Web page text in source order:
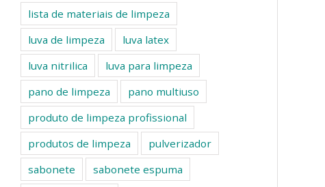
lista de materiais de limpeza
luva de limpeza
luva latex
luva nitrilica
luva para limpeza
pano de limpeza
pano multiuso
produto de limpeza profissional
produtos de limpeza
pulverizador
sabonete
sabonete espuma